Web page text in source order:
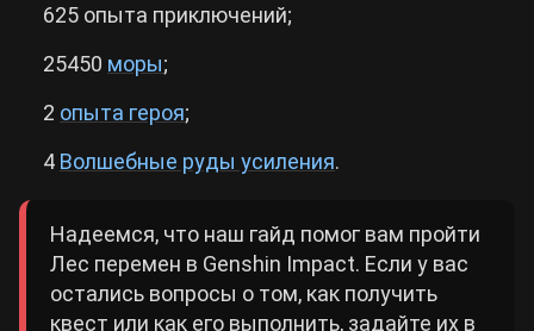
625 опыта приключений;
25450 моры;
2 опыта героя;
4 Волшебные руды усиления.
Надеемся, что наш гайд помог вам пройти
Лес перемен в Genshin Impact. Если у вас
остались вопросы о том, как получить
квест или как его выполнить, задайте их в